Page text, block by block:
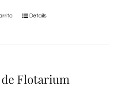
Details
de Flotarium